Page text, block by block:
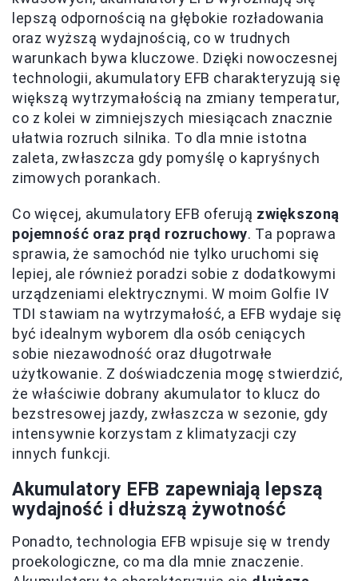
lepszą odpornością na głębokie rozładowania
oraz wyższą wydajnością, co w trudnych
warunkach bywa kluczowe. Dzięki nowoczesnej
technologii, akumulatory EFB charakteryzują się
większą wytrzymałością na zmiany temperatur,
co z kolei w zimniejszych miesiącach znacznie
ułatwia rozruch silnika. To dla mnie istotna
zaleta, zwłaszcza gdy pomyślę o kapryśnych
zimowych porankach.
Co więcej, akumulatory EFB oferują zwiększoną
pojemność oraz prąd rozruchowy. Ta poprawa
sprawia, że samochód nie tylko uruchomi się
lepiej, ale również poradzi sobie z dodatkowymi
urządzeniami elektrycznymi. W moim Golfie IV
TDI stawiam na wytrzymałość, a EFB wydaje się
być idealnym wyborem dla osób ceniących
sobie niezawodność oraz długotrwałe
użytkowanie. Z doświadczenia mogę stwierdzić,
że właściwie dobrany akumulator to klucz do
bezstresowej jazdy, zwłaszcza w sezonie, gdy
intensywnie korzystam z klimatyzacji czy
innych funkcji.
Akumulatory EFB zapewniają lepszą
wydajność i dłuższą żywotność
Ponadto, technologia EFB wpisuje się w trendy
proekologiczne, co ma dla mnie znaczenie.